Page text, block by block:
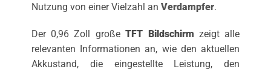
Nutzung von einer Vielzahl an Verdampfer.
Der 0,96 Zoll großeTFT Bildschirm zeigt alle
relevanten Informationen an, wie den aktuellen
Akkustand, die eingestellte Leistung, den